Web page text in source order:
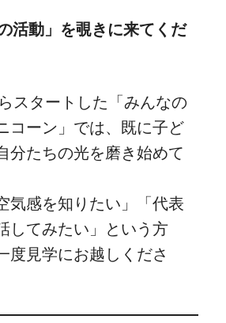
活動」を覗きに来てくだ
スタートした「みんなの
コーン」では、既に子ど
分たちの光を磨き始めて
気感を知りたい」「代表
してみたい」という方
度見学にお越しくださ